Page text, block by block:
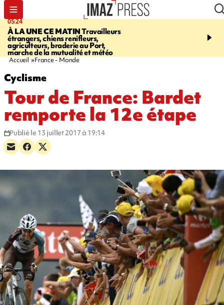
05:24
À LA UNE CE MATINTravailleurs
étrangers, chiens renifleurs,
agriculteurs, braderie au Port,
marche de la mutualité et météo
07:05
mobilisés pour traquer
Accueil France - Monde
Cyclisme
Tour de France: Bardet
remporte la 12e étape
Publié le 13 juillet 2017 à 19:14